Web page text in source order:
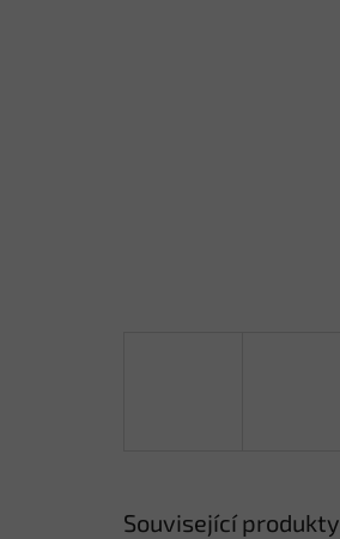
Související produkty